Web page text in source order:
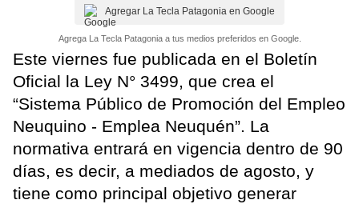
Agregar La Tecla Patagonia en Google
Agrega La Tecla Patagonia a tus medios preferidos en Google.
Este viernes fue publicada en el Boletín
Oficial la Ley N° 3499, que crea el
“Sistema Público de Promoción del Empleo
Neuquino - Emplea Neuquén”. La
normativa entrará en vigencia dentro de 90
días, es decir, a mediados de agosto, y
tiene como principal objetivo generar